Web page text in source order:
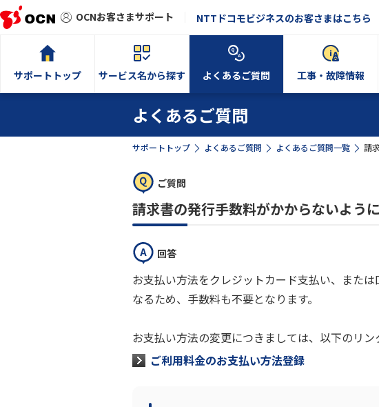
OCNお客さまサポート NTTドコモビジネスのお客さまはこちら
サポートトップ サービス名から探す よくあるご質問 工事・故障情報
よくあるご質問
サポートトップ よくあるご質問 よくあるご質問一覧 請
ご質問
請求書の発行手数料がかからないよう
回答
お支払い方法をクレジットカード支払い、また
なるため、手数料も不要となります。
お支払い方法の変更につきましては、以下のリン
ご利用料金のお支払い方法登録